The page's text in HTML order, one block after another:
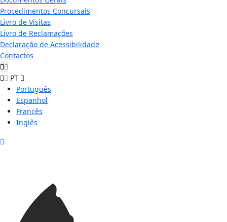
Procedimentos Concursais
Livro de Visitas
Livro de Reclamações
Declaração de Acessibilidade
Contactos
PT
Português
Espanhol
Francês
Inglês